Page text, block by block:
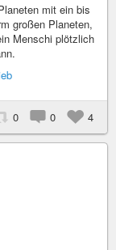
mit ein bis
großen Planeten,
Menschi plötzlich
0 0 4